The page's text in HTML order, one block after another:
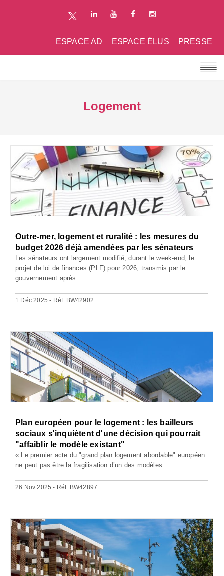
PRESSE
ESPACE ÉLUS
ESPACE AD
Logement
Outre-mer, logement et ruralité : les mesures du
budget 2026 déjà amendées par les sénateurs
Les sénateurs ont largement modifié, durant le week-end, le
projet de loi de finances (PLF) pour 2026, transmis par le
gouvernement après...
1 Déc 2025 - Réf: BW42902
Plan européen pour le logement : les bailleurs
sociaux s'inquiètent d'une décision qui pourrait
"affaiblir le modèle existant"
« Le premier acte du "grand plan logement abordable" européen
ne peut pas être la fragilisation d’un des modèles...
26 Nov 2025 - Réf: BW42897